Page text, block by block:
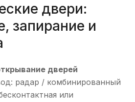
двери:
запирание и
дверей
радар / комбинированный
или